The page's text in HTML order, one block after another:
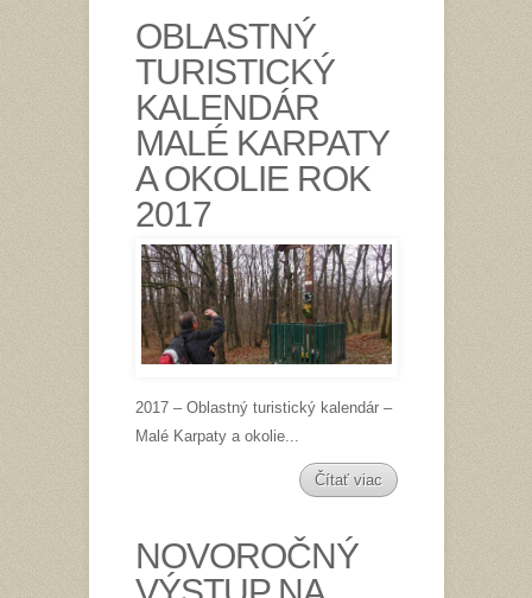
OBLASTNÝ
TURISTICKÝ
KALENDÁR
MALÉ KARPATY
A OKOLIE ROK
2017
2017 – Oblastný turistický kalendár –
Malé Karpaty a okolie...
Čítať viac
NOVOROČNÝ